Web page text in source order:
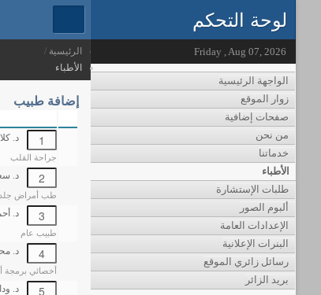
لوحة التحكم
الواجهة الرئيسية
زوار الموقع
صفحات إضافية
من نحن
خدماتنا
الأطباء
طلبات الإستشارة
ألبوم الصور
الإعدادات العامة
البنرات الإعلانية
رسائل زائري الموقع
بريد الزائر
الرئيسية /
الأطباء
إضافة طبيب
د.
جراحة القلب
د.
طب أمراض
د.
طبيب عام
د.
أخصائي برمجة
د.